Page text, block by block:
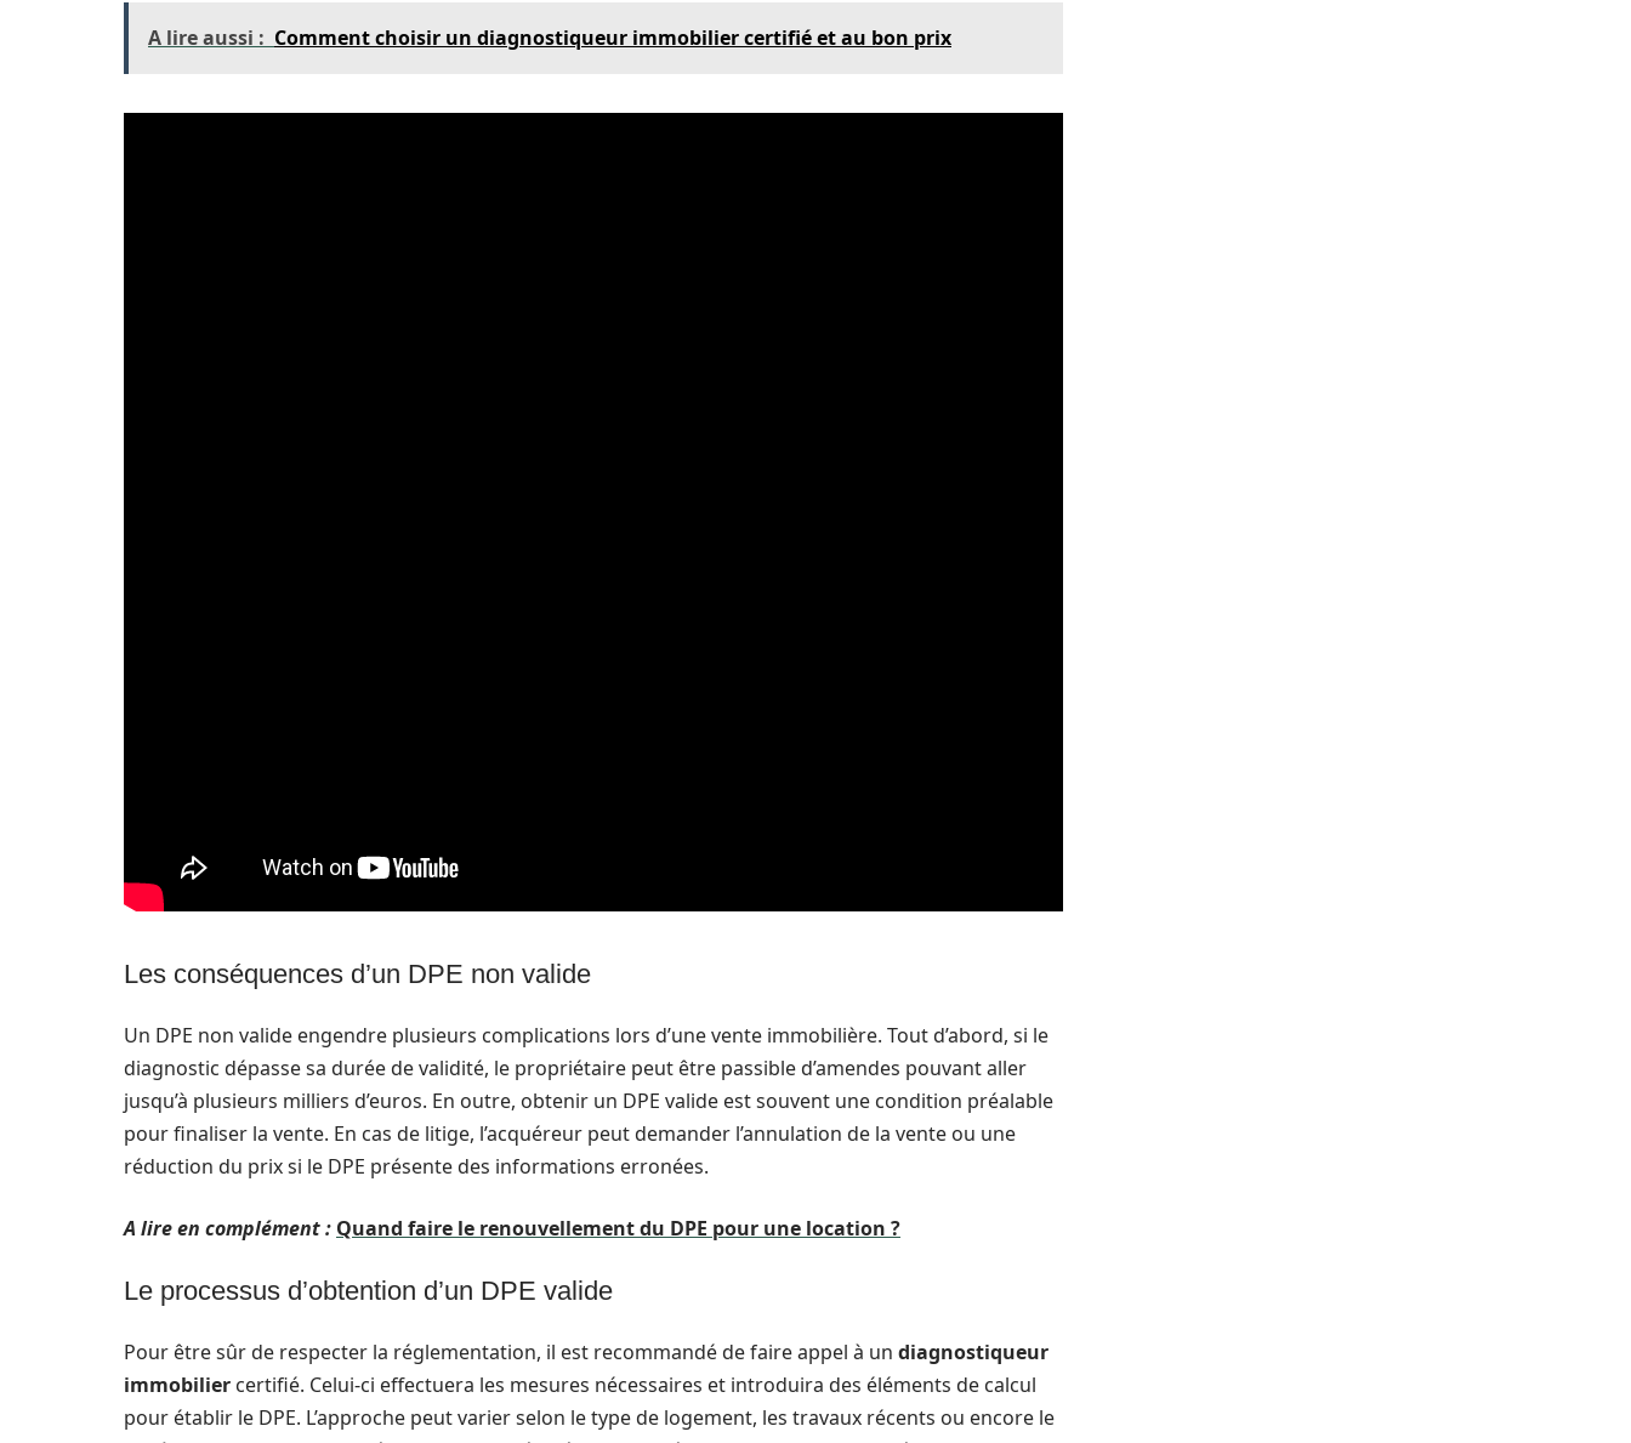
A lire aussi : Comment choisir un diagnostiqueur immobilier certifié et au bon prix
Les conséquences d’un DPE non valide
Un DPE non valide engendre plusieurs complications lors d’une vente immobilière. Tout d’abord, si le
diagnostic dépasse sa durée de validité, le propriétaire peut être passible d’amendes pouvant aller
jusqu’à plusieurs milliers d’euros. En outre, obtenir un DPE valide est souvent une condition préalable
pour finaliser la vente. En cas de litige, l’acquéreur peut demander l’annulation de la vente ou une
réduction du prix si le DPE présente des informations erronées.
A lire en complément : Quand faire le renouvellement du DPE pour une location ?
Le processus d’obtention d’un DPE valide
Pour être sûr de respecter la réglementation, il est recommandé de faire appel à un diagnostiqueur
immobilier certifié. Celui-ci effectuera les mesures nécessaires et introduira des éléments de calcul
pour établir le DPE. L’approche peut varier selon le type de logement, les travaux récents ou encore le